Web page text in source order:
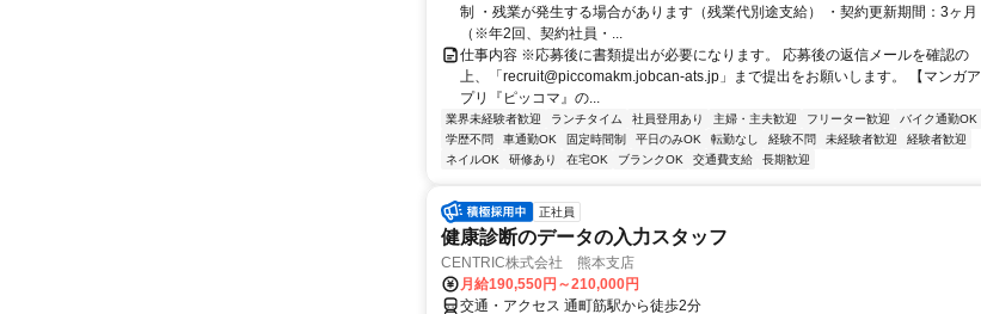
制 ・残業が発生する場合があります（残業代別途支給） ・契約更新期間：3ヶ月
（※年2回、契約社員・...
仕事内容 ※応募後に書類提出が必要になります。 応募後の返信メールを確認の
上、「recruit@piccomakm.jobcan-ats.jp」まで提出をお願いします。 【マンガア
プリ『ピッコマ』の...
業界未経験者歓迎 ランチタイム 社員登用あり 主婦・主夫歓迎 フリーター歓迎
バイク通勤OK
学歴不問
車通勤OK 固定時間制 平日のみOK 転勤なし 経験不問 未経験者歓迎
経験者歓迎
ネイルOK
研修あり 在宅OK ブランクOK 交通費支給 長期歓迎
正社員
健康診断のデータの入力スタッフ
CENTRIC株式会社 熊本支店
月給190,550円～210,000円
交通・アクセス 通町筋駅から徒歩2分